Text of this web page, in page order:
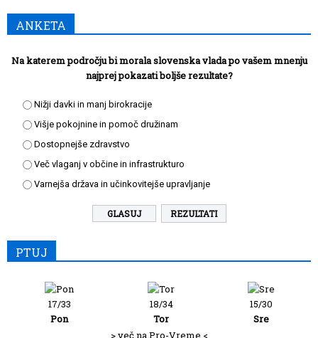
ANKETA
Na katerem področju bi morala slovenska vlada po vašem mnenju
najprej pokazati boljše rezultate?
Nižji davki in manj birokracije
Višje pokojnine in pomoč družinam
Dostopnejše zdravstvo
Več vlaganj v občine in infrastrukturo
Varnejša država in učinkovitejše upravljanje
REZULTATI
PTUJ
17/33
Pon
18/34
Tor
15/30
Sre
> več na Pro-Vreme <